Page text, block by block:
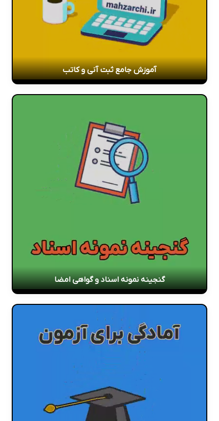
آموزش جامع ثبت آنی و کاتب
گنجینه نمونه اسناد و گواهی امضا